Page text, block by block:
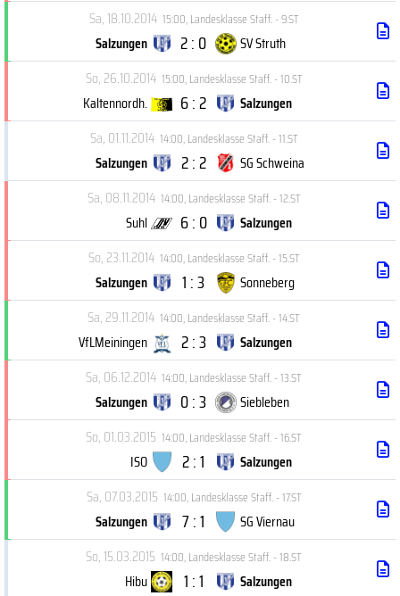
Sa, 18.10.2014 15:00,Landesklasse Staff. - 9.ST
Salzungen 2 : 0
SV Struth
So, 26.10.2014 15:00,Landesklasse Staff. - 10.ST
Kaltennordh. 6 : 2
Salzungen
Sa, 01.11.2014 14:00,Landesklasse Staff. - 11.ST
Salzungen 2 : 2
SG Schweina
Sa, 08.11.2014 14:00,Landesklasse Staff. - 12.ST
Suhl 6 : 0
Salzungen
So, 23.11.2014 14:00,Landesklasse Staff. - 15.ST
Salzungen 1 : 3
Sonneberg
Sa, 29.11.2014 14:00,Landesklasse Staff. - 14.ST
VfLMeiningen 2 : 3
Salzungen
Sa, 06.12.2014 14:00,Landesklasse Staff. - 13.ST
Salzungen 0 : 3
Siebleben
So, 01.03.2015 14:00,Landesklasse Staff. - 16.ST
ISO 2 : 1
Salzungen
Sa, 07.03.2015 14:00,Landesklasse Staff. - 17.ST
Salzungen 7 : 1
SG Viernau
So, 15.03.2015 14:00,Landesklasse Staff. - 18.ST
Hibu 1 : 1
Salzungen